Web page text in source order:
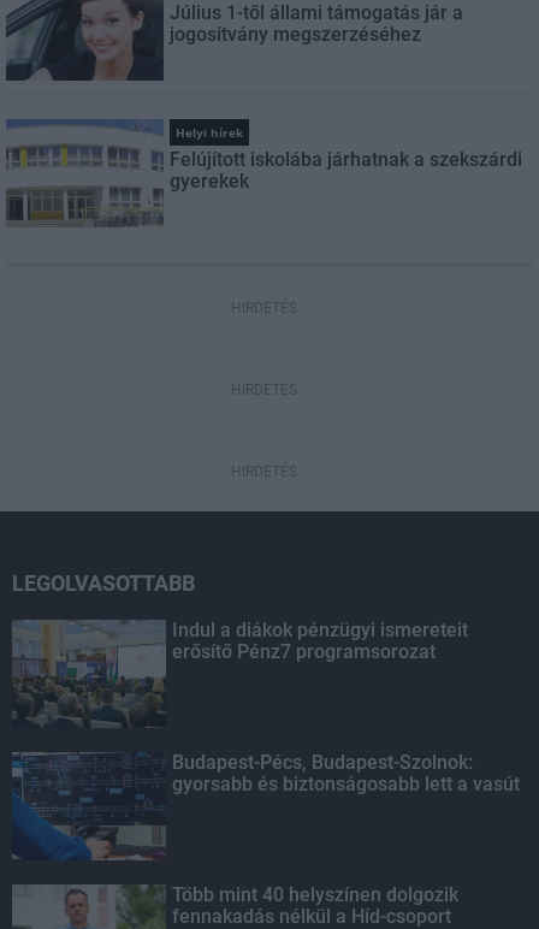
Július 1-től állami támogatás jár a
jogosítvány megszerzéséhez
Helyi hírek
Felújított iskolába járhatnak a szekszárdi
gyerekek
HIRDETÉS
HIRDETÉS
HIRDETÉS
LEGOLVASOTTABB
Indul a diákok pénzügyi ismereteit
erősítő Pénz7 programsorozat
Budapest-Pécs, Budapest-Szolnok:
gyorsabb és biztonságosabb lett a vasút
Több mint 40 helyszínen dolgozik
fennakadás nélkül a Híd-csoport